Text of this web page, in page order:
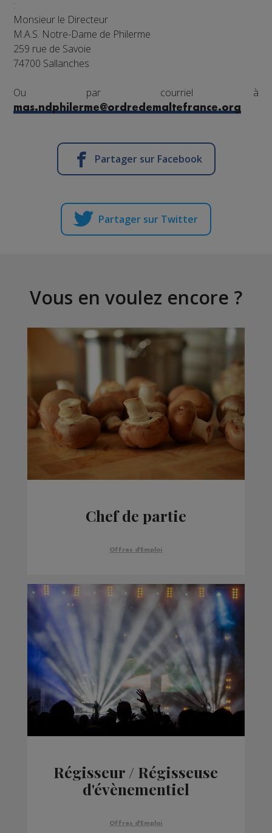
:
Monsieur le Directeur
M.A.S. Notre-Dame de Philerme
259 rue de Savoie
74700 Sallanches
Ou par courriel à
mas.ndphilerme@ordredemaltefrance.org
Partager sur Facebook
Partager sur Twitter
Vous en voulez encore ?
Chef de partie
Offres d'Emploi
Régisseur / Régisseuse
d'évènementiel
Offres d'Emploi